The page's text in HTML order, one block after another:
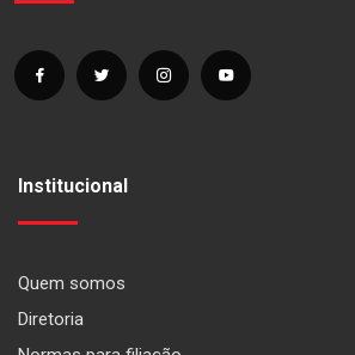
Institucional
Quem somos
Diretoria